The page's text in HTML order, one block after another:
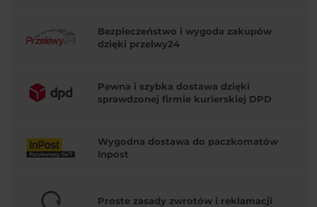
Bezpieczeństwo i wygoda zakupów
dzięki przelwy24
Pewna i szybka dostawa dzięki
sprawdzonej firmie kurierskiej DPD
Wygodna dostawa do paczkomatów
Inpost
Proste zasady zwrotów i reklamacji